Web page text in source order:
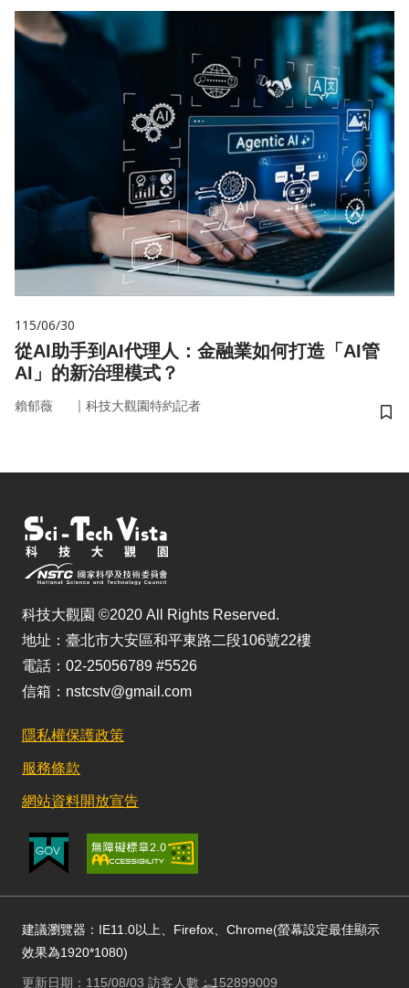
115/06/30
從AI助手到AI代理人：金融業如何打造「AI管
AI」的新治理模式？
賴郁薇 ｜ 科技大觀園特約記者
儲
科技大觀園 ©2020 All Rights Reserved.
地址：臺北市大安區和平東路二段106號22樓
電話：02-25056789 #5526
信箱：nstcstv@gmail.com
隱私權保護政策
服務條款
網站資料開放宣告
建議瀏覽器：IE11.0以上、Firefox、Chrome(螢幕設定最佳顯示
效果為1920*1080)
更新日期：115/08/03 訪客人數：152899009